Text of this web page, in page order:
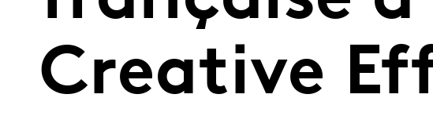
Creative